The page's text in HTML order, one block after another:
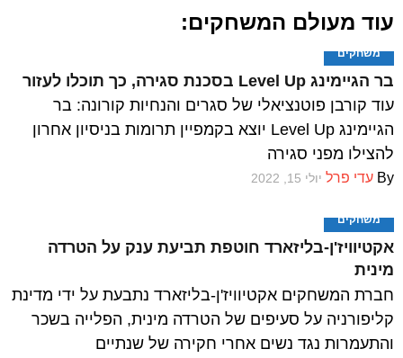
עוד מעולם המשחקים:
משחקים
בר הגיימינג Level Up בסכנת סגירה, כך תוכלו לעזור
עוד קורבן פוטנציאלי של סגרים והנחיות קורונה: בר
הגיימינג Level Up יוצא בקמפיין תרומות בניסיון אחרון
להצילו מפני סגירה
By עדי פרל יולי 15, 2022
משחקים
אקטיוויז'ן-בליזארד חוטפת תביעת ענק על הטרדה
מינית
חברת המשחקים אקטיוויז'ן-בליזארד נתבעת על ידי מדינת
קליפורניה על סעיפים של הטרדה מינית, הפלייה בשכר
והתעמרות נגד נשים אחרי חקירה של שנתיים